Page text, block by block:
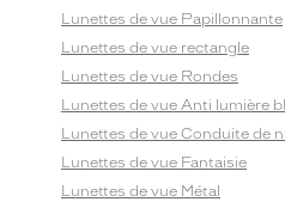
Lunettes de vue Papillonnante
Lunettes de vue rectangle
Lunettes de vue Rondes
Lunettes de vue Anti lumière
Lunettes de vue Conduite de
Lunettes de vue Fantaisie
Lunettes de vue Métal